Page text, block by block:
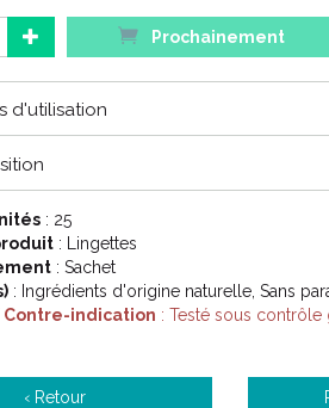
Prochainement
d'utilisation
: 25
: Lingettes
: Sachet
: Ingrédients d'origine naturelle, Sans
Contre-indication : Testé sous
‹ Retour